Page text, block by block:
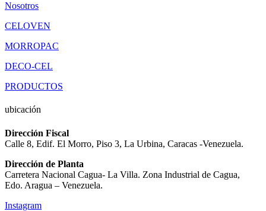
Nosotros
CELOVEN
MORROPAC
DECO-CEL
PRODUCTOS
ubicación
Dirección Fiscal
Calle 8, Edif. El Morro, Piso 3, La Urbina, Caracas -Venezuela.
Dirección de Planta
Carretera Nacional Cagua- La Villa. Zona Industrial de Cagua,
Edo. Aragua – Venezuela.
Instagram